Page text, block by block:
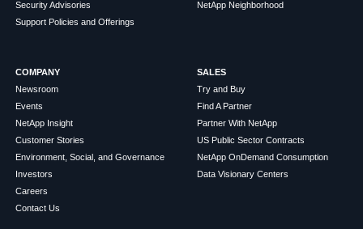
Security Advisories
Support Policies and Offerings
NetApp Neighborhood
COMPANY
Newsroom
Events
NetApp Insight
Customer Stories
Environment, Social, and Governance
Investors
Careers
Contact Us
SALES
Try and Buy
Find A Partner
Partner With NetApp
US Public Sector Contracts
NetApp OnDemand Consumption
Data Visionary Centers